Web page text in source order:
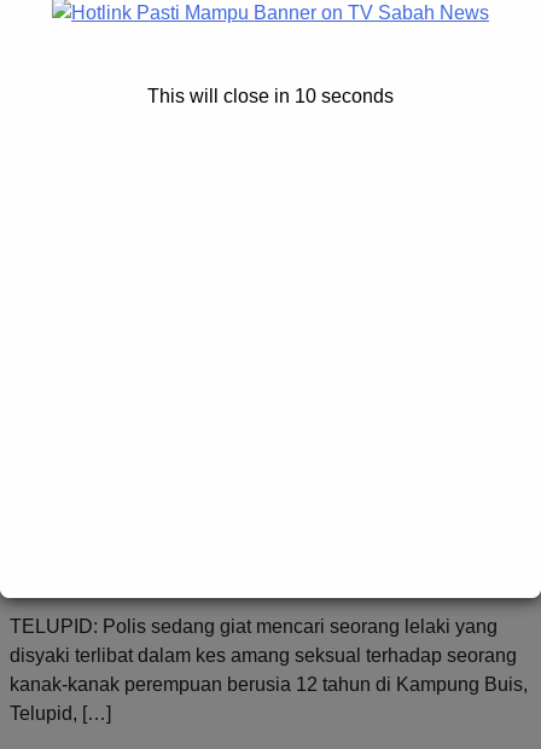
TELUPID: Polis sedang giat mencari seorang lelaki yang
disyaki terlibat dalam kes amang seksual terhadap seorang
kanak-kanak perempuan berusia 12 tahun di Kampung Buis,
Telupid, […]
This will close in9seconds